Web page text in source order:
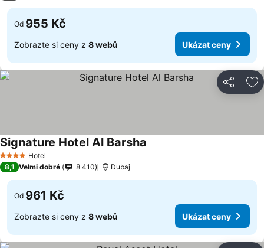
Od 955 Kč
Zobrazte si ceny z 8 webů Ukázat ceny
Sdílet
4 Počet hvězdiček
Hotel
Signature Hotel Al Barsha
8,1 Velmi dobré 8 410 Dubaj
Od 961 Kč
Zobrazte si ceny z 8 webů Ukázat ceny